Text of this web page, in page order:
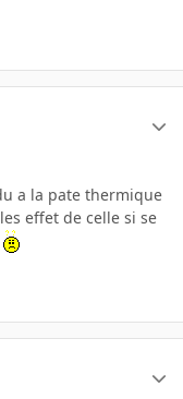
a la pate thermique
effet de celle si se